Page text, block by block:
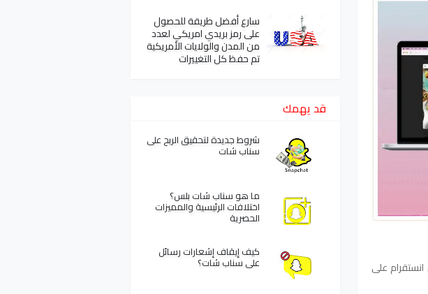
على
سارع أفضل طريقة للحصول
على رمز بريدي امريكي لعدد
من المدن والولايات الأمريكية
تم حفظ كل التغييرات
قد يهمك
شروط جديدة لتحقيق الربح على
سناب شات
ما هو سناب شات بلس؟
اختلافات الرئيسية والمميزات
الحصرية
كيف إيقاف إشعارات رسائل
على سناب شات؟